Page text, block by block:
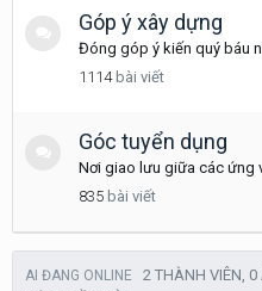
Góp ý xây dựng
Đóng góp ý kiến quý báu
1114 bài viết
Góc tuyển dụng
Nơi giao lưu giữa các ứng
835 bài viết
AI ĐANG ONLINE 2 THÀNH VIÊN,